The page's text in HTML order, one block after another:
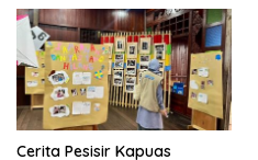
Cerita Pesisir Kapuas